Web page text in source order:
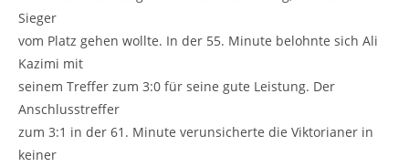
Sieger
vom Platz gehen wollte. In der 55. Minute belohnte sich Ali
Kazimi mit
seinem Treffer zum 3:0 für seine gute Leistung. Der
Anschlusstreffer
zum 3:1 in der 61. Minute verunsicherte die Viktorianer in
keiner